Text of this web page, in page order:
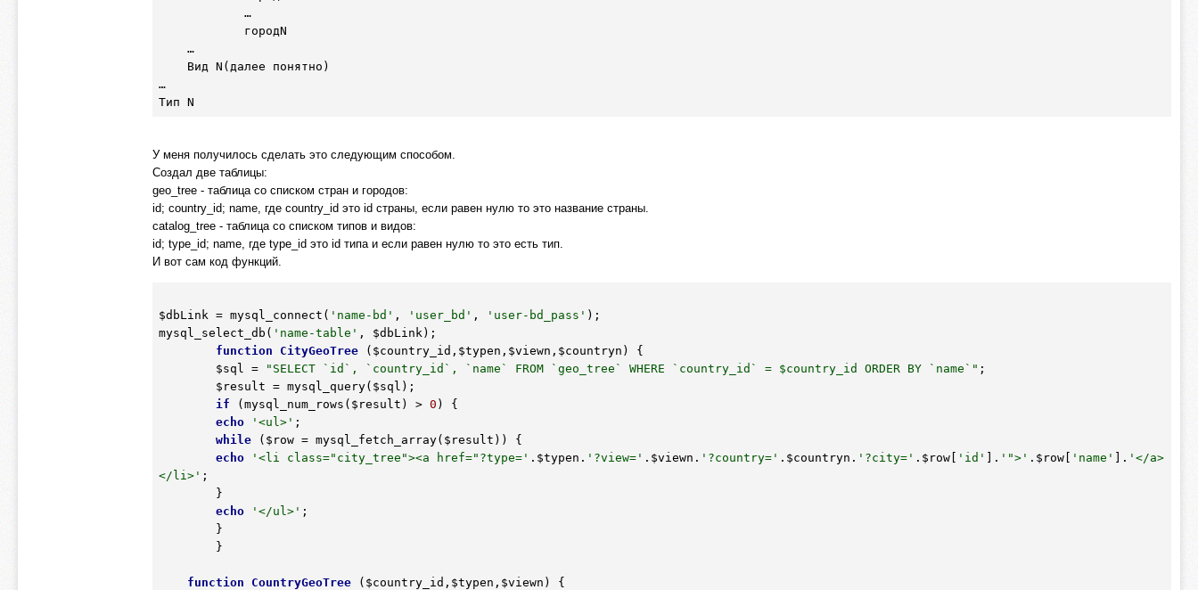
…
Тип N
У меня получилось сделать это следующим способом.
Создал две таблицы:
geo_tree - таблица со списком стран и городов:
id; country_id; name, где country_id это id страны, если равен нулю то это название страны.
catalog_tree - таблица со списком типов и видов:
id; type_id; name, где type_id это id типа и если равен нулю то это есть тип.
И вот сам код функций.
$dbLink = mysql_connect( 'name-bd' , 'user_bd' , 'user-bd_pass' );
mysql_select_db( 'name-table' , $dbLink );
function
CityGeoTree ( $country_id , $typen , $viewn , $countryn )
{
$sql
= "SELECT `id`, `country_id`, `name` FROM `geo_tree` WHERE `country_id` = $country_id ORDER BY `name`" ;
$result = mysql_query( $sql );
if (mysql_num_rows( $result ) > 0 ) {
echo
'<ul>' ;
while ( $row = mysql_fetch_array( $result )) {
echo
'<li class="city_tree"><a href="?type=' . $typen . '?view=' . $viewn . '?country=' . $countryn . '?city=' . $row[ 'id' ]. '">' . $row[ 'name' ]. '</a>
</li>' ;
echo
'</ul>' ;
function CountryGeoTree ( $country_id , $typen , $viewn )
{